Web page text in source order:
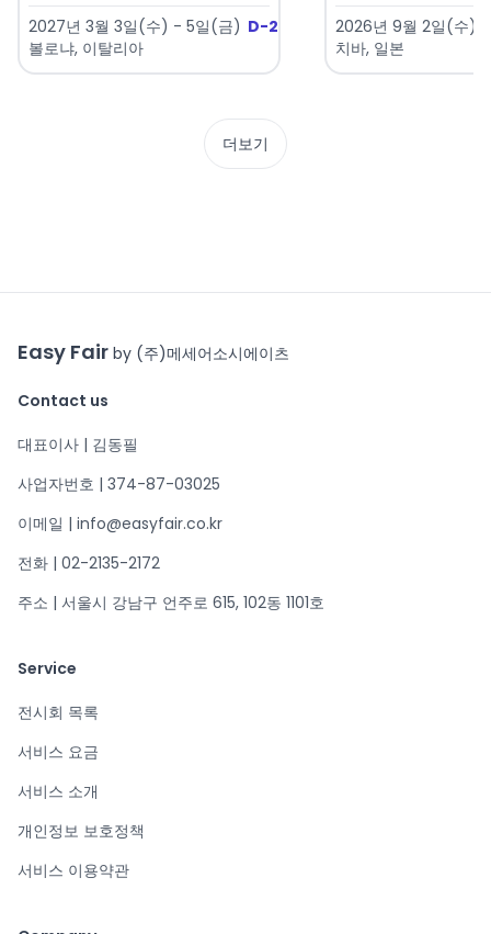
2027년 3월 3일(수) - 5일(금) D-207
볼로냐, 이탈리아
2026년 9월 2일(수)
치바, 일본
더보기
Easy Fair by (주)메세어소시에이츠
Contact us
대표이사 | 김동필
사업자번호 | 374-87-03025
이메일 | info@easyfair.co.kr
전화 | 02-2135-2172
주소 | 서울시 강남구 언주로 615, 102동 1101호
Service
전시회 목록
서비스 요금
서비스 소개
개인정보 보호정책
서비스 이용약관